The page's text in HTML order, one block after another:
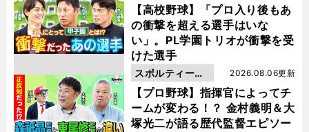
【高校野球】「プロ入り後もあ
の衝撃を超える選手はいな
い」。PL学園トリオが衝撃を受
けた選手
動画
【プロ野球】指揮官によってチ
ームが変わる！？ 金村義明＆大
塚光二が語る歴代監督エピソー
2026.08.06更新
スポルティーバ
動画